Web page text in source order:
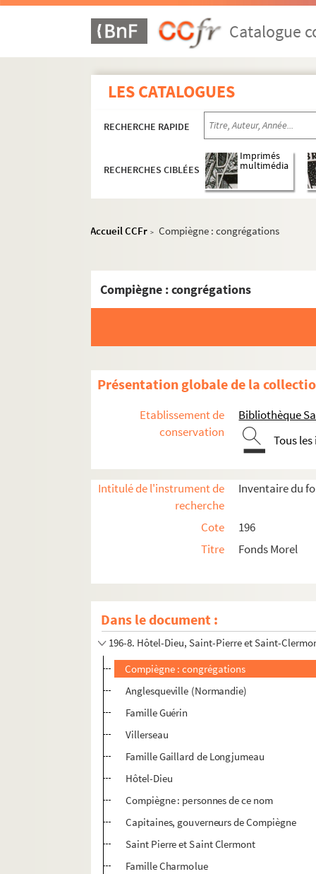
Catalogue
LES CATALOGUES
RECHERCHE RAPIDE
RECHERCHES CIBLÉES
Imprimés
multimédia
Accueil CCFr > Compiègne : congrégations
Compiègne : congrégations
Présentation globale de la
Etablissement de
conservation
Bibliothèque
Tous
Intitulé de l'instrument de
recherche
Inventaire du
Cote
196
Titre
Fonds Morel
Dans le document :
196-1. Généralités-Varia. Abbayes,
196-2. Cartulaire de la ville de Compiègne -
196-3. Saint-Corneille : Fonds divers,
196-4. Saint-Corneille : Annales, chartes et
196-6. Saint-Corneille : reliques du Saint-
196-7. Histoire : les rois de France et les rois
196-8. Hôtel-Dieu, Saint-Pierre et Saint-
Compiègne : congrégations
Anglesqueville (Normandie)
Famille Guérin
Villerseau
Famille Gaillard de Longjumeau
Hôtel-Dieu
Compiègne : personnes de ce nom
Capitaines, gouverneurs de Compiègne
Saint Pierre et Saint Clermont
Famille Charmolue